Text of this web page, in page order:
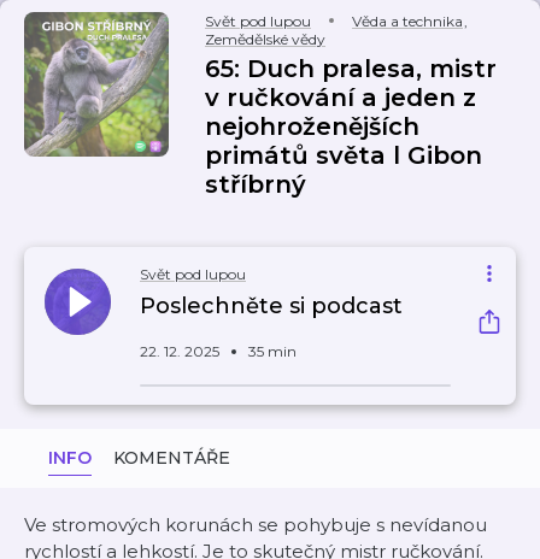
Svět pod lupou Věda a technika,
Zemědělské vědy
65: Duch pralesa, mistr
v ručkování a jeden z
nejohroženějších
primátů světa l Gibon
stříbrný
Svět pod lupou
Poslechněte si podcast
22. 12. 2025 35 min
INFO KOMENTÁŘE
Ve stromových korunách se pohybuje s nevídanou
rychlostí a lehkostí. Je to skutečný mistr ručkování.